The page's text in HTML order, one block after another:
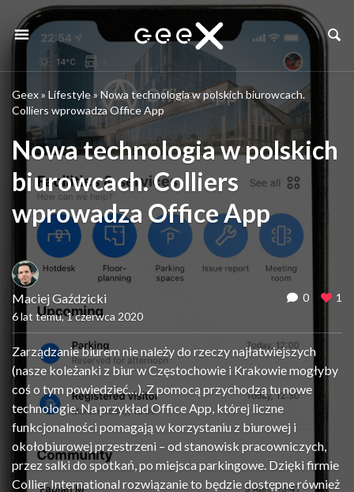
Geex» Lifestyle» Nowa technologia w polskich biurowcach.
Colliers wprowadza Office App
Nowa technologia w polskich
biurowcach. Colliers
wprowadza Office App
Maciej Gaździcki
6 lat temu, 1 czerwca 2020
0 1
Zarządzanie biurem nie należy do rzeczy najłatwiejszych
(nasze koleżanki z biur w Częstochowie i Krakowie mogłyby
coś o tym powiedzieć…). Z pomocą przychodzą tu nowe
technologie. Na przykład Office App, której liczne
funkcjonalności pomagają w korzystaniu z biurowej i
okołobiurowej przestrzeni – od stanowisk pracowniczych,
przez salki do spotkań, po miejsca parkingowe. Dzięki firmie
Collier International rozwiązanie to będzie dostępne również